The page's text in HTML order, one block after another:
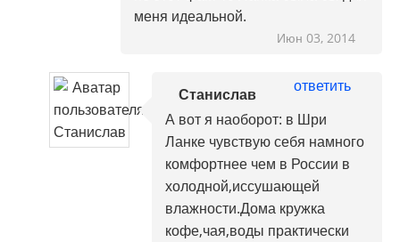
меня идеальной.
Июн 03, 2014
Станислав
ответить
А вот я наоборот: в Шри
Ланке чувствую себя намного
комфортнее чем в России в
холодной,иссушающей
влажности.Дома кружка
кофе,чая,воды практически